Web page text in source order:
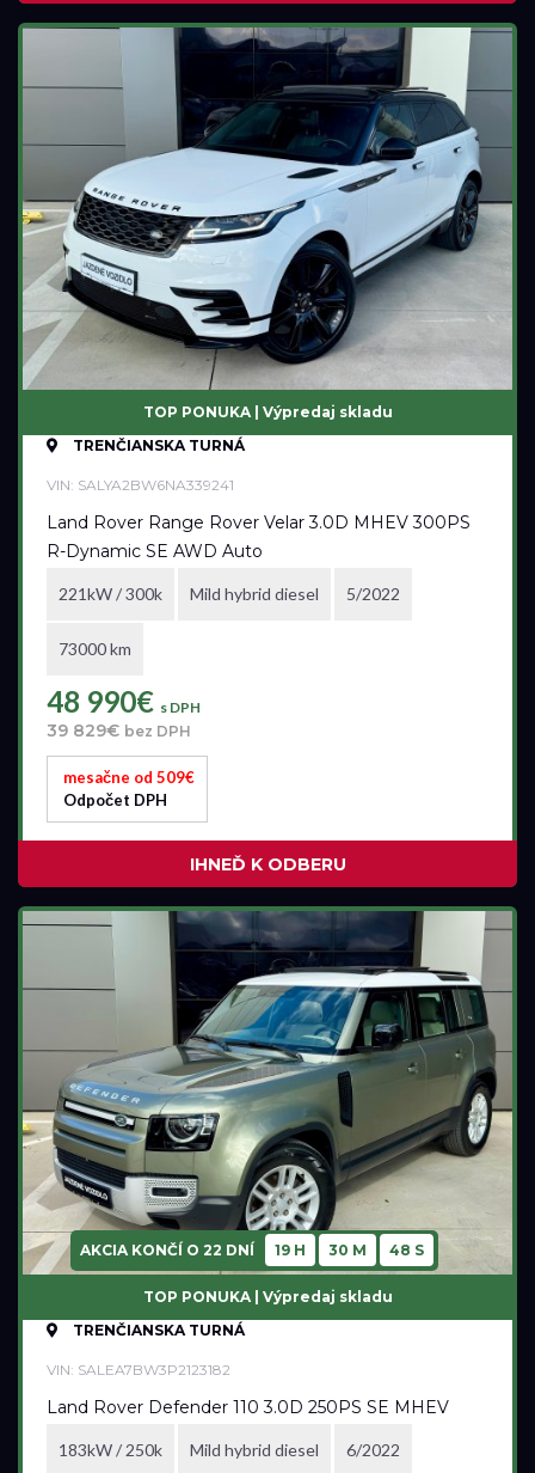
Palivo
Benzín+LPG
Diesel
Elektromobil
Hybrid
Mild hybrid benzín
Mild hybrid diesel
Plugin hybrid
Prevodovka
Automatická
Automatická – bezstupňová
Manuálna
Rok výroby
Cena
24 990 €
54 990 €
Na ceste
Skladom
Vo výrobe
Vo výrobe, s možnosťou meniť konfiguráciu
TOP PONUKA | Výpredaj skladu
TRENČIANSKA TURNÁ
VIN: SALYA2BW6NA339241
Land Rover Range Rover Velar 3.0D MHEV 300PS
R-Dynamic SE AWD Auto
221kW / 300k Mild hybrid diesel 5/2022
73000 km
48 990€ s DPH
39 829€ bez DPH
mesačne od 509€
Odpočet DPH
IHNEĎ K ODBERU
AKCIA KONČÍ O 22 DNÍ 19 H 30 M 47 S
TOP PONUKA | Výpredaj skladu
TRENČIANSKA TURNÁ
VIN: SALEA7BW3P2123182
Land Rover Defender 110 3.0D 250PS SE MHEV
183kW / 250k Mild hybrid diesel 6/2022